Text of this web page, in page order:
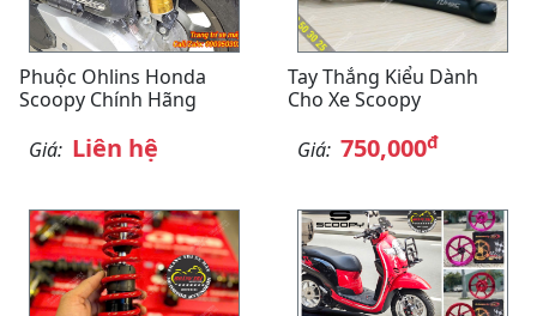
Phuộc Ohlins Honda
Scoopy Chính Hãng
Giá: Liên hệ
Tay Thắng Kiểu Dành
Cho Xe Scoopy
Giá: 750,000đ